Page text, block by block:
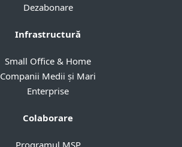
Dezabonare
Infrastructură
Small Office & Home
Companii Medii și Mari
Enterprise
Colaborare